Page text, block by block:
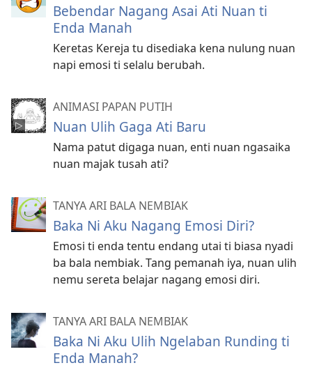
Bebendar Nagang Asai Ati Nuan ti
Enda Manah
Keretas Kereja tu disediaka kena nulung nuan
napi emosi ti selalu berubah.
ANIMASI PAPAN PUTIH
Nuan Ulih Gaga Ati Baru
Nama patut digaga nuan, enti nuan ngasaika
nuan majak tusah ati?
TANYA ARI BALA NEMBIAK
Baka Ni Aku Nagang Emosi Diri?
Emosi ti enda tentu endang utai ti biasa nyadi
ba bala nembiak. Tang pemanah iya, nuan ulih
nemu sereta belajar nagang emosi diri.
TANYA ARI BALA NEMBIAK
Baka Ni Aku Ulih Ngelaban Runding ti
Enda Manah?